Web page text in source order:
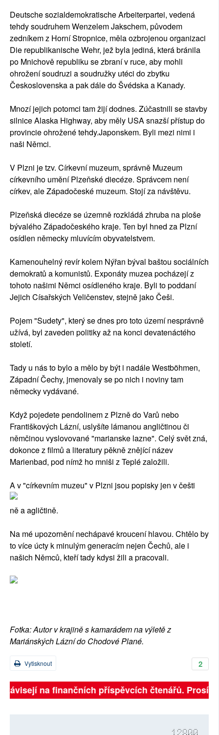
Deutsche sozialdemokratische Arbeiterpartei, vedená
tehdy soudruhem Wenzelem Jakschem, původem
zedníkem z Horní Stropnice, měla ozbrojenou organizaci
Die republikanische Wehr, jež byla jediná, která bránila
po Mnichově republiku se zbraní v ruce, aby mohli
ohrožení soudruzi a soudružky utéci do zbytku
Československa a pak dále do Švédska a Kanady.
Mnozí jejich potomci tam žijí dodnes. Zúčastnili se stavby
silnice Alaska Highway, aby měly USA snazší přístup do
provincie ohrožené tehdy.Japonskem. Byli mezi nimi i
naši Němci.
V Plzni je tzv. Církevní muzeum, správně Muzeum
církevního umění Plzeňské diecéze. Správcem není
církev, ale Západočeské muzeum. Stojí za návštěvu.
Plzeňská diecéze se územně rozkládá zhruba na ploše
bývalého Západočeského kraje. Ten byl hned za Plzní
osídlen německy mluvícím obyvatelstvem.
Kamenouhelný revír kolem Nýřan býval baštou sociálních
demokratů a komunistů. Exponáty muzea pocházejí z
tohoto našimi Němci osídleného kraje. Byli to poddaní
Jejich Císařských Veličenstev, stejně jako Češi.
Pojem "Sudety", který se dnes pro toto území nesprávně
užívá, byl zaveden politiky až na konci devatenáctého
století.
Tady u nás to bylo a mělo by být i nadále Westböhmen,
Západní Čechy, jmenovaly se po nich i noviny tam
německy vydávané.
Když pojedete pendolinem z Plzně do Varů nebo
Františkových Lázní, uslyšíte lámanou angličtinou či
němčinou vyslovované "marianske lazne". Celý svět zná,
dokonce z filmů a literatury pěkně znějící název
Marienbad, pod nímž ho mniši z Teplé založili.
A v "církevním muzeu" v Plzni jsou popisky jen v češti
ně a agličtině.
Na mé upozornění nechápavé kroucení hlavou. Chtělo by
to více úcty k minulým generacím nejen Čechů, ale i
našich Němců, kteří tady kdysi žili a pracovali.
Fotka: Autor v krajině s kamarádem na výletě z
Mariánských Lázní do Chodové Plané.
2
Vytisknout
na finančních příspěvcích čtenářů.